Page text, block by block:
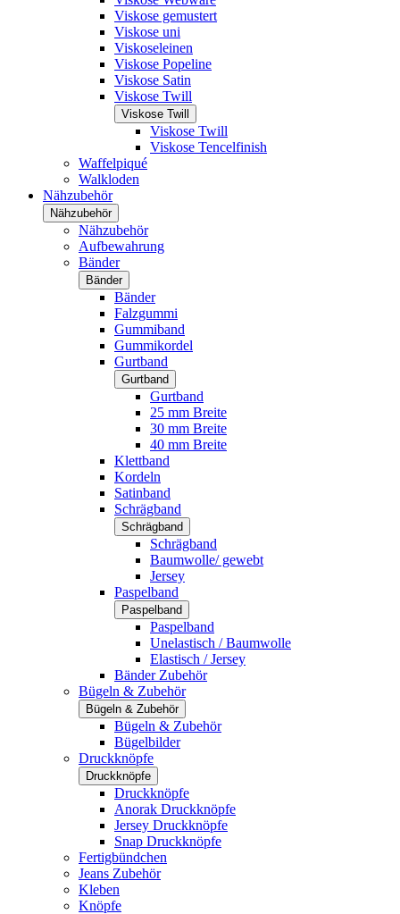
Viskose gemustert
Viskose uni
Viskoseleinen
Viskose Popeline
Viskose Satin
Viskose Twill
Viskose Twill
Viskose Twill
Viskose Tencelfinish
Waffelpiqué
Walkloden
Nähzubehör
Nähzubehör
Nähzubehör
Aufbewahrung
Bänder
Bänder
Bänder
Falzgummi
Gummiband
Gummikordel
Gurtband
Gurtband
Gurtband
25 mm Breite
30 mm Breite
40 mm Breite
Klettband
Kordeln
Satinband
Schrägband
Schrägband
Schrägband
Baumwolle/ gewebt
Jersey
Paspelband
Paspelband
Paspelband
Unelastisch / Baumwolle
Elastisch / Jersey
Bänder Zubehör
Bügeln & Zubehör
Bügeln & Zubehör
Bügeln & Zubehör
Bügelbilder
Druckknöpfe
Druckknöpfe
Druckknöpfe
Anorak Druckknöpfe
Jersey Druckknöpfe
Snap Druckknöpfe
Fertigbündchen
Jeans Zubehör
Kleben
Knöpfe